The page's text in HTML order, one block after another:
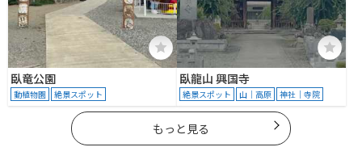
臥竜公園
動植物園 絶景スポット
臥龍山 興国寺
絶景スポット 山｜高原 神社｜寺院
もっと見る